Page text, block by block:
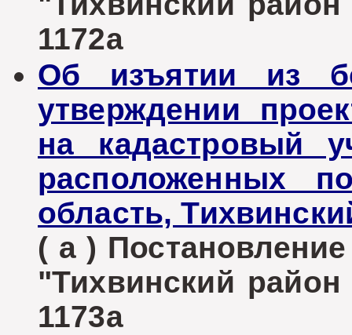
1172а
Об изъятии из
утверждении
на кадастровый
расположенных
область,
( а )
"Тихвинский
1173а